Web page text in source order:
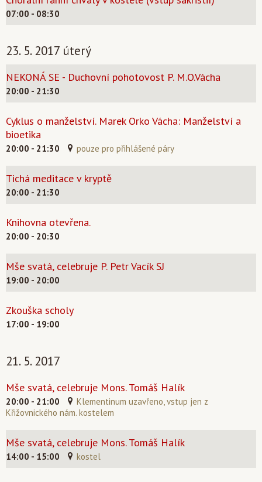
07:00 - 08:30
23. 5. 2017 úterý
NEKONÁ SE - Duchovní pohotovost P. M.O.Vácha
20:00 - 21:30
Cyklus o manželství. Marek Orko Vácha: Manželství a
bioetika
20:00 - 21:30 pouze pro přihlášené páry
Tichá meditace v kryptě
20:00 - 21:30
Knihovna otevřena.
20:00 - 20:30
Mše svatá, celebruje P. Petr Vacík SJ
19:00 - 20:00
Zkouška scholy
17:00 - 19:00
21. 5. 2017
Mše svatá, celebruje Mons. Tomáš Halík
20:00 - 21:00
Klementinum uzavřeno, vstup jen z
Křižovnického nám. kostelem
Mše svatá, celebruje Mons. Tomáš Halík
14:00 - 15:00 kostel